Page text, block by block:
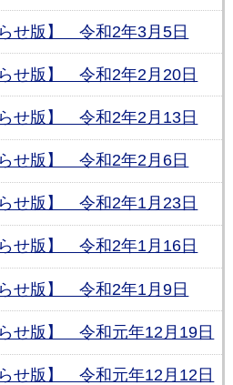
せ版】 令和2年3月5日
せ版】 令和2年2月20日
せ版】 令和2年2月13日
せ版】 令和2年2月6日
せ版】 令和2年1月23日
せ版】 令和2年1月16日
せ版】 令和2年1月9日
せ版】 令和元年12月19日
せ版】 令和元年12月12日